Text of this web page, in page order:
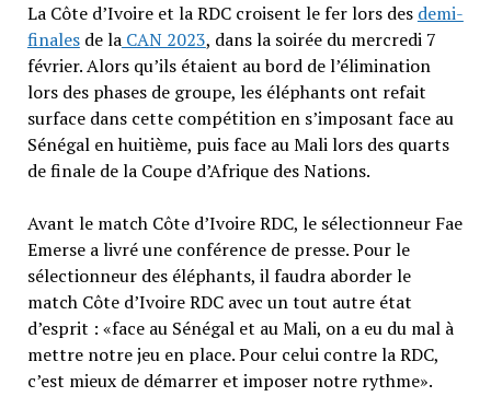
La Côte d’Ivoire et la RDC croisent le fer lors des demi-
finalesde laCAN 2023, dans la soirée du mercredi 7
février. Alors qu’ils étaient au bord de l’élimination
lors des phases de groupe, les éléphants ont refait
surface dans cette compétition en s’imposant face au
Sénégal en huitième, puis face au Mali lors des quarts
de finale de la Coupe d’Afrique des Nations.
Avant le match Côte d’Ivoire RDC, le sélectionneur Fae
Emerse a livré une conférence de presse. Pour le
sélectionneur des éléphants, il faudra aborder le
match Côte d’Ivoire RDC avec un tout autre état
d’esprit : «face au Sénégal et au Mali, on a eu du mal à
mettre notre jeu en place. Pour celui contre la RDC,
c’est mieux de démarrer et imposer notre rythme».